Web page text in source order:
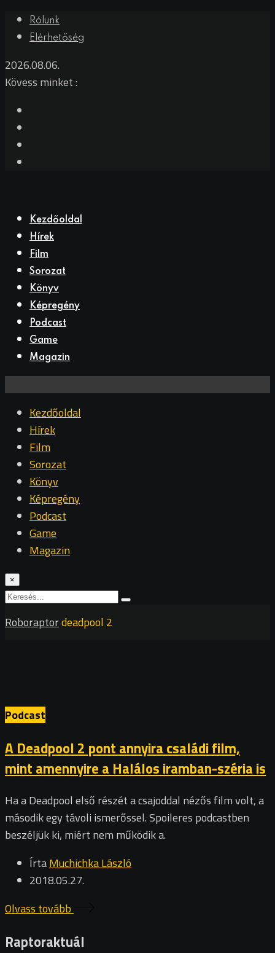
Rólunk
Elérhetőség
2026.08.06.
Kövess minket :
Kezdőoldal
Hírek
Film
Sorozat
Könyv
Képregény
Podcast
Game
Magazin
Kezdőoldal
Hírek
Film
Sorozat
Könyv
Képregény
Podcast
Game
Magazin
×
Roboraptordeadpool 2
Podcast
A Deadpool 2 pont annyira családi film,
mint amennyire a Halálos iramban-széria is
Ha a Deadpool első részét a csajoddal nézős film volt, a
második egy távoli ismerőssel. Spoileres podcastben
beszéljük ki, miért nem működik a.
ÍrtaMuchichka László
2018.05.27.
Olvass tovább
Raptoraktuál